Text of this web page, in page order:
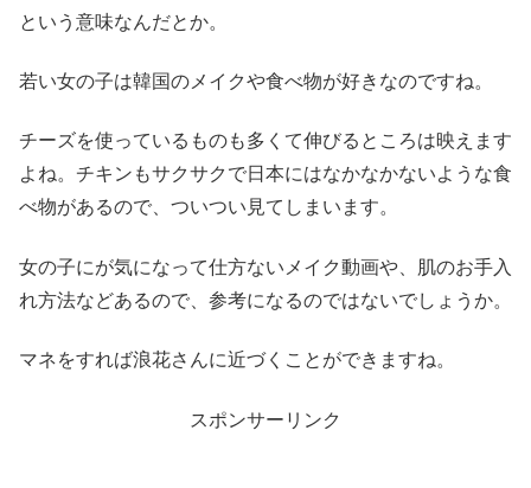
という意味なんだとか。
若い女の子は韓国のメイクや食べ物が好きなのですね。
チーズを使っているものも多くて伸びるところは映えます
よね。チキンもサクサクで日本にはなかなかないような食
べ物があるので、ついつい見てしまいます。
女の子にが気になって仕方ないメイク動画や、肌のお手入
れ方法などあるので、参考になるのではないでしょうか。
マネをすれば浪花さんに近づくことができますね。
スポンサーリンク